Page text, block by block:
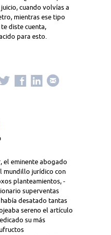
cuando volvías a
mientras ese tipo
diste cuenta,
para esto.
el eminente abogado
mundillo jurídico con
planteamientos, -
superventas
desatado tantas
sereno el artículo
su más